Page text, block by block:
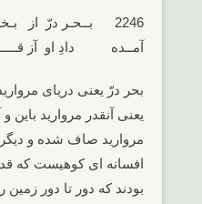
2246 بــحـر درّ
آمــده دادِ او آز
بحر درّ یعنی دریای
یعنی آنقدر مروارید باین
مروارید صاف شده و
افسانه ای کوهیست که
بودند که دور تا دور زمین